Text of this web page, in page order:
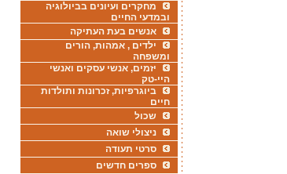
מחקרים ועיונים בביולוגיה
ובמדעי החיים
אנשים בעת העתיקה
ילדים , אמהות, הורים
ומשפחה
יזמים, אנשי עסקים ואנשי
היי-טק
ביוגרפיות, זכרונות ותולדות
חיים
שכול
ניצולי שואה
סרטי תעודה
ספרים חדשים